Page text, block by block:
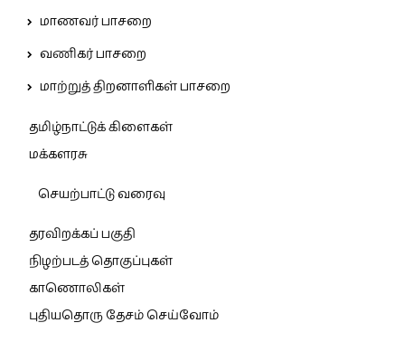
மாணவர் பாசறை
வணிகர் பாசறை
மாற்றுத் திறனாளிகள் பாசறை
தமிழ்நாட்டுக் கிளைகள்
மக்களரசு
செயற்பாட்டு வரைவு
தரவிறக்கப் பகுதி
நிழற்படத் தொகுப்புகள்
காணொலிகள்
புதியதொரு தேசம் செய்வோம்